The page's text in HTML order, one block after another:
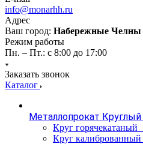
info@monarhh.ru
Адрес
Ваш город: Набережные Челны
Режим работы
Пн. – Пт.: с 8:00 до 17:00
Заказать звонок
Каталог
Металлопрокат Круглый
Круг горячекатаный
Круг калиброванный